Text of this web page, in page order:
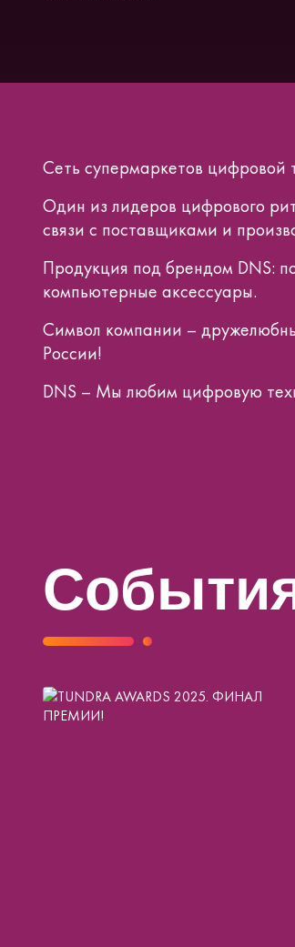
Сеть супермаркетов цифровой
Один из лидеров цифрового
связи с поставщиками и
Продукция под брендом DNS:
компьютерные аксессуары.
Символ компании –
России!
DNS – Мы любим цифровую